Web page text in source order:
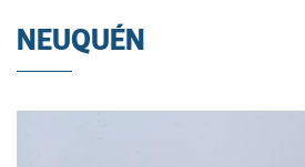
NEUQUÉN